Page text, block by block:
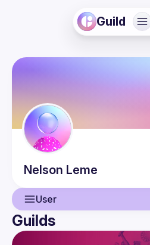
Guild
Nelson Leme
User
User
Guilds